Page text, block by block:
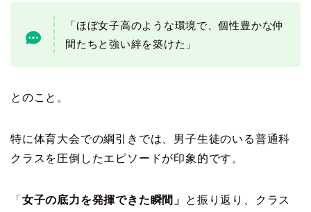
「ほぼ女子高のような環境で、個性豊かな仲
間たちと強い絆を築けた」
とのこと。
特に体育大会での綱引きでは、男子生徒のいる普通科
クラスを圧倒したエピソードが印象的です。
「 女子の底力を発揮できた瞬間」
と振り返り、クラス